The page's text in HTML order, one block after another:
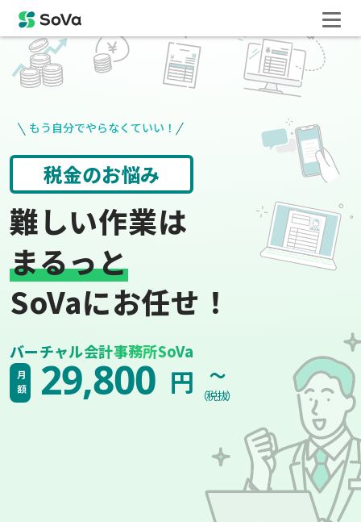
もう自分でやらなくていい！
請求書や領収書 役所手続き
難しい作業は
まるっと
SoVaにお任せ！
バーチャル会計事務所SoVa
月額 29,800 円 ~
（税抜）